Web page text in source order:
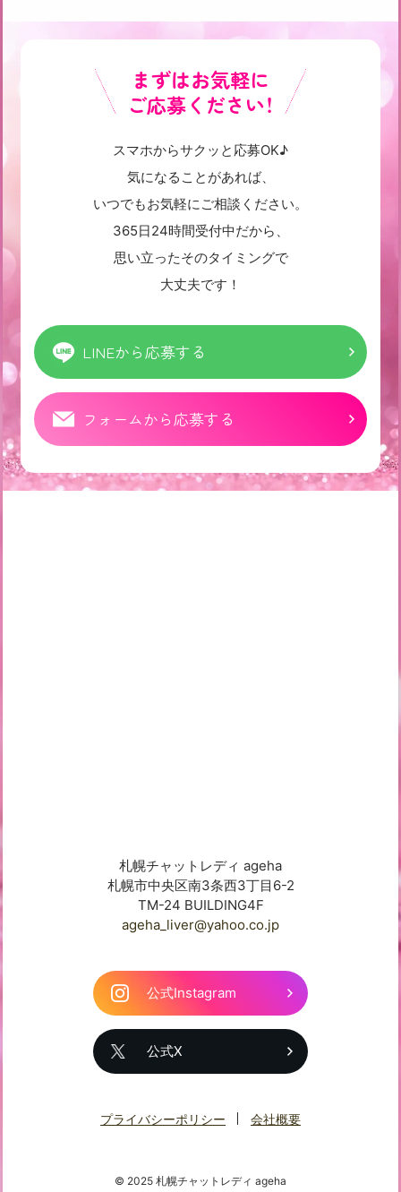
まずはお気軽に
ご応募ください！
スマホからサクッと応募OK♪
気になることがあれば、
いつでもお気軽にご相談ください。
365日24時間受付中だから、
思い立ったそのタイミングで
大丈夫です！
LINEから応募する
フォームから応募する
札幌チャットレディ ageha
札幌市中央区南3条西3丁目6-2
TM-24 BUILDING4F
ageha_liver@yahoo.co.jp
公式Instagram
公式X
プライバシーポリシー 会社概要
© 2025 札幌チャットレディ ageha